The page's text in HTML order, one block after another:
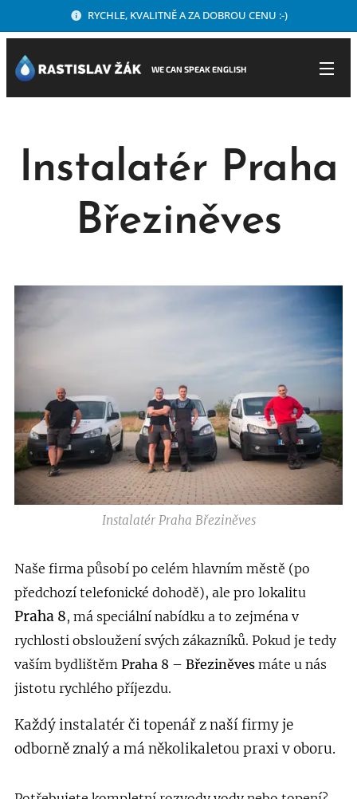
RYCHLE, KVALITNĚ A ZA DOBROU CENU :-)
WE CAN SPEAK ENGLISH
Instalatér Praha
Březiněves
Instalatér Praha Březiněves
Naše firma působí po celém hlavním městě (po
předchozí telefonické dohodě), ale pro lokalitu
Praha 8, má speciální nabídku a to zejména v
rychlosti obsloužení svých zákazníků. Pokud je tedy
vaším bydlištěm Praha 8 – Březiněves máte u nás
jistotu rychlého příjezdu.
Každý instalatér či topenář z naší firmy je
odborně znalý a má několikaletou praxi v oboru.